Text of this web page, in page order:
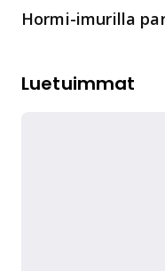
Hormi-imurilla
Luetuimmat